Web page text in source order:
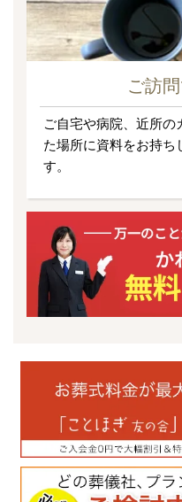
ご訪
ご自宅や病院、近所の
た場所に資料をお持ち
す。